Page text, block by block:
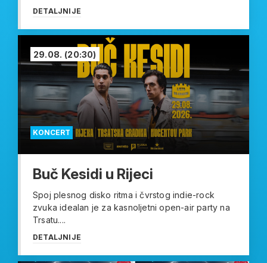
DETALJNIJE
KONCERT
29.08. (20:30)
Buč Kesidi u Rijeci
Spoj plesnog disko ritma i čvrstog indie-rock
zvuka idealan je za kasnoljetni open-air party na
Trsatu....
DETALJNIJE